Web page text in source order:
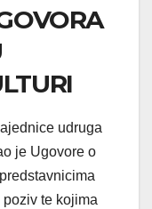
udruga
je Ugovore o
te kojima